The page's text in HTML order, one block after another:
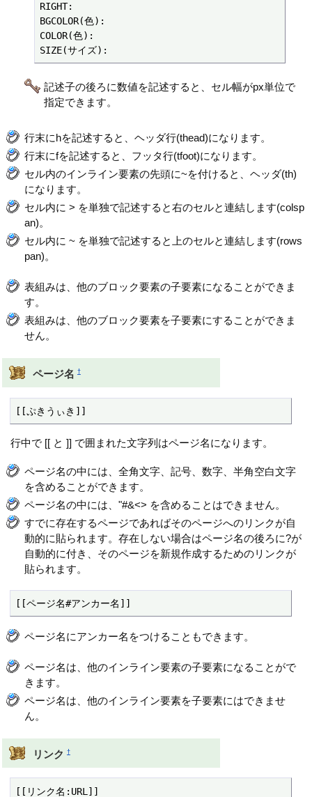
RIGHT:
BGCOLOR(色):
COLOR(色):
SIZE(サイズ):
記述子の後ろに数値を記述すると、セル幅がpx単位で
指定できます。
行末にhを記述すると、ヘッダ行(thead)になります。
行末にfを記述すると、フッタ行(tfoot)になります。
セル内のインライン要素の先頭に~を付けると、ヘッダ(th)
になります。
セル内に > を単独で記述すると右のセルと連結します(colsp
an)。
セル内に ~ を単独で記述すると上のセルと連結します(rows
pan)。
表組みは、他のブロック要素の子要素になることができま
す。
表組みは、他のブロック要素を子要素にすることができま
せん。
ページ名 †
[[ぷきうぃき]]
行中で [[ と ]] で囲まれた文字列はページ名になります。
ページ名の中には、全角文字、記号、数字、半角空白文字
を含めることができます。
ページ名の中には、"#&<> を含めることはできません。
すでに存在するページであればそのページへのリンクが自
動的に貼られます。存在しない場合はページ名の後ろに?が
自動的に付き、そのページを新規作成するためのリンクが
貼られます。
[[ページ名#アンカー名]]
ページ名にアンカー名をつけることもできます。
ページ名は、他のインライン要素の子要素になることがで
きます。
ページ名は、他のインライン要素を子要素にはできませ
ん。
リンク †
[[リンク名:URL]]